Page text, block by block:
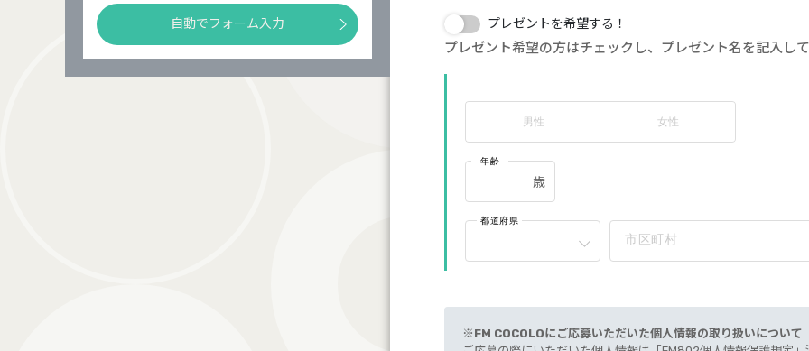
自動でフォーム入力 プレゼントを希望する！
プレゼント希望の方はチェックし、プレゼント名を記入して
男性 女性
年齢
都道府県
市区町村
※FM COCOLOにご応募いただいた個人情報の取り扱いについて